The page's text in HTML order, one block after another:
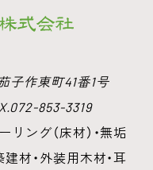
子作東町41番1号
853-3319
ング（床材）・無垢
建材・外装用木材・耳